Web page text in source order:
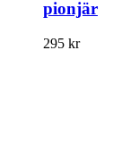
pionjär
295 kr